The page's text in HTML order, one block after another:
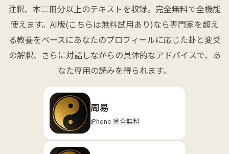
注釈、本二冊分以上のテキストを収録。完全無料で全機能
使えます。AI版(こちらは無料試用あり)なら専門家を超え
る教養をベースにあなたのプロフィールに応じた卦と変爻
の解釈、さらに対話しながらの具体的なアドバイスで、あ
なた専用の読みを得られます。
周易
iPhone 完全無料